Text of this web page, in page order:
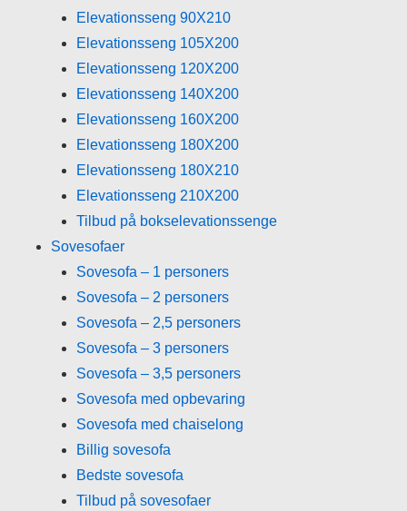
Elevationsseng 90X210
Elevationsseng 105X200
Elevationsseng 120X200
Elevationsseng 140X200
Elevationsseng 160X200
Elevationsseng 180X200
Elevationsseng 180X210
Elevationsseng 210X200
Tilbud på bokselevationssenge
Sovesofaer
Sovesofa – 1 personers
Sovesofa – 2 personers
Sovesofa – 2,5 personers
Sovesofa – 3 personers
Sovesofa – 3,5 personers
Sovesofa med opbevaring
Sovesofa med chaiselong
Billig sovesofa
Bedste sovesofa
Tilbud på sovesofaer